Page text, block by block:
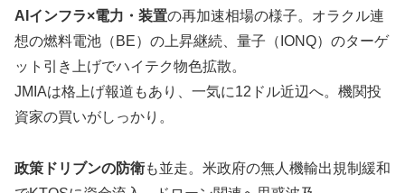
AIインフラ×電力・装置の再加速相場の様子。オラクル連
想の燃料電池（BE）の上昇継続、量子（IONQ）のターゲ
ット引き上げでハイテク物色拡散。
JMIAは格上げ報道もあり、一気に12ドル近辺へ。機関投
資家の買いがしっかり。
政策ドリブンの防衛も並走。米政府の無人機輸出規制緩和